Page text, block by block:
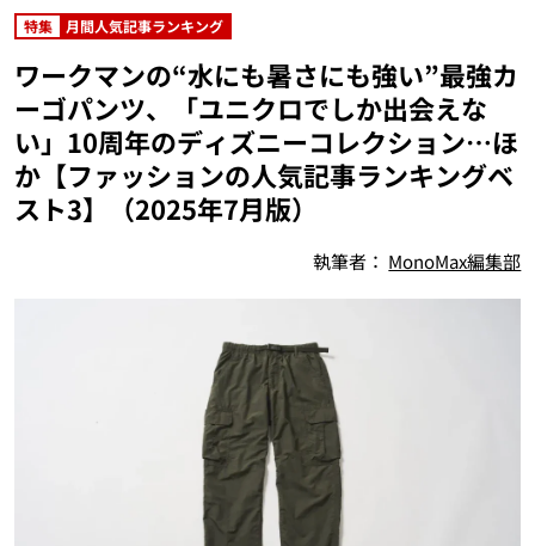
特集 月間人気記事ランキング
ワークマンの“水にも暑さにも強い”最強カ
ーゴパンツ、「ユニクロでしか出会えな
い」10周年のディズニーコレクション…ほ
か【ファッションの人気記事ランキングベ
スト3】（2025年7月版）
執筆者： MonoMax編集部